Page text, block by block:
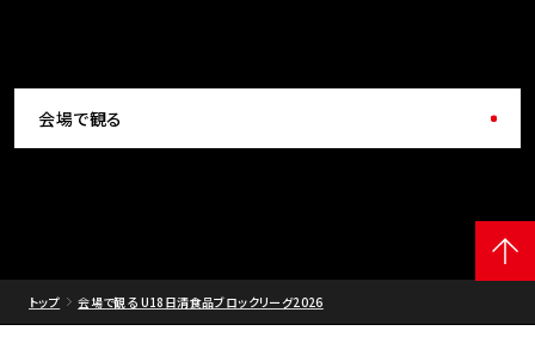
会場で観る
トップ 会場で観る U18日清食品ブロックリーグ2026